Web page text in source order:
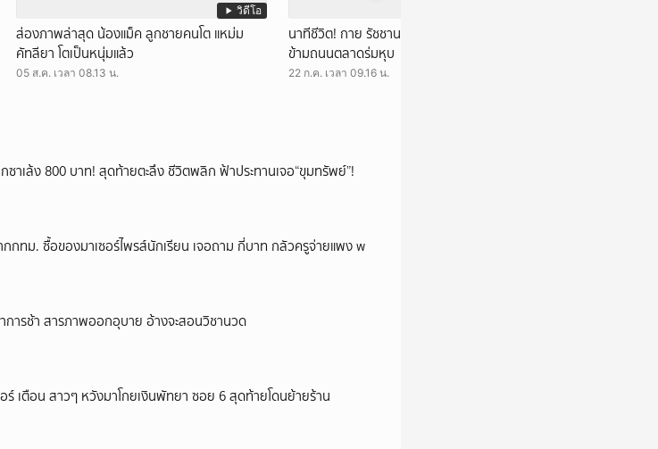
วิดีโอ
ส่องภาพล่าสุด น้องแม็ค ลูกชายคนโต แหม่ม
คัทลียา โตเป็นหนุ่มแล้ว
05 ส.ค. เวลา 08.13 น.
นาทีชีวิต! กาย รัชชานนท์ พุ่งขวางรถหวิดชนลูก
ข้ามถนนตลาดร่มหุบ
22 ก.ค. เวลา 09.16 น.
ซาเล้ง 800 บาท! สุดท้ายตะลึง ชีวิตพลิก ฟ้าประทานเจอ“ขุมทรัพย์”!
กทม. ซื้อของมาเซอร์ไพรส์นักเรียน เจอถาม กี่บาท กลัวครูจ่ายแพง w
ารช้า สารภาพออกอุบาย อ้างจะสอนวิชานวด
อร์ เตือน สาวๆ หวังมาโกยเงินพัทยา ซอย 6 สุดท้ายโดนย้ายร้าน